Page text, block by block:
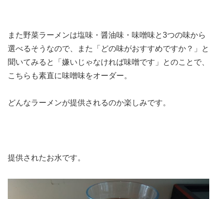
また野菜ラーメンは塩味・醤油味・味噌味と3つの味から
選べるそうなので、また「どの味がおすすめですか？」と
聞いてみると「嫌いじゃなければ味噌です」とのことで、
こちらも素直に味噌味をオーダー。
どんなラーメンが提供されるのか楽しみです。
提供されたお水です。